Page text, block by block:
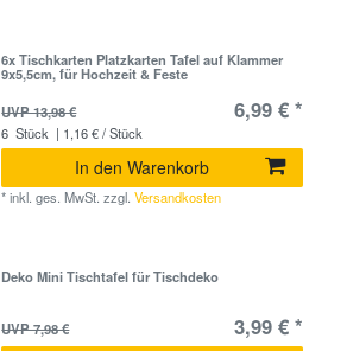
6x Tischkarten Platzkarten Tafel auf Klammer
9x5,5cm, für Hochzeit & Feste
UVP 13,98 €
6,99 € *
6 Stück | 1,16 € / Stück
In den Warenkorb
*inkl. ges. MwSt. zzgl.Versandkosten
Deko Mini Tischtafel für Tischdeko
UVP 7,98 € 3,99 € *